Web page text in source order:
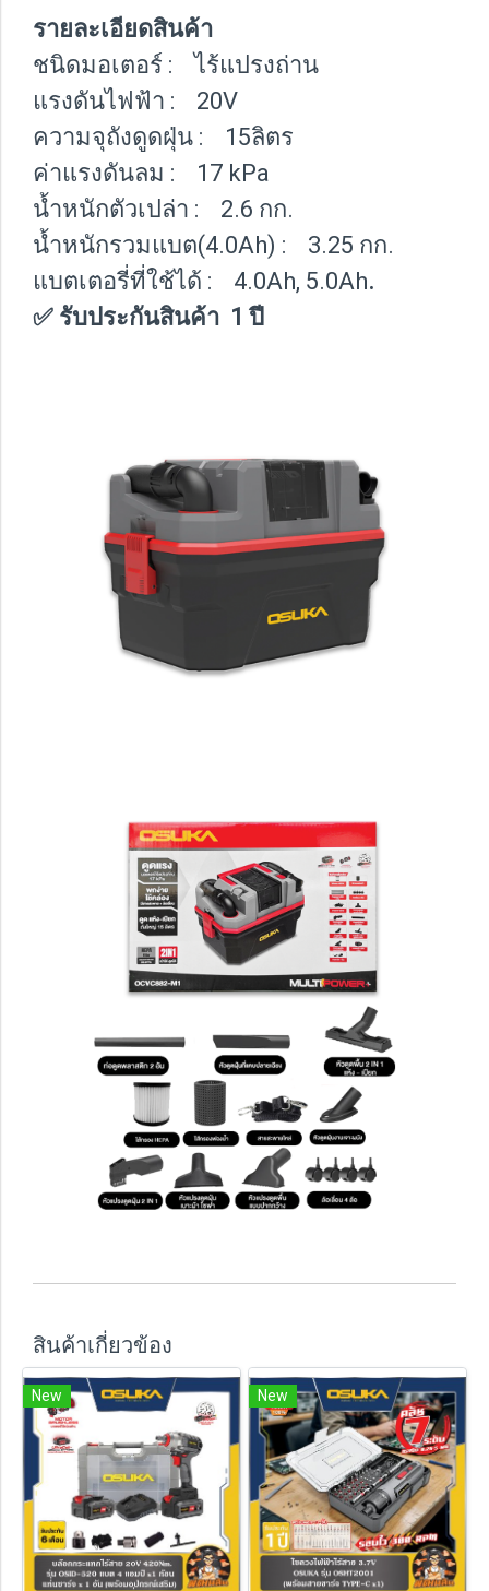
รายละเอียดสินค้า
ชนิดมอเตอร์ : ไร้แปรงถ่าน
แรงดันไฟฟ้า : 20V
ความจุถังดูดฝุ่น : 15ลิตร
ค่าแรงดันลม : 17 kPa
น้ำหนักตัวเปล่า : 2.6 กก.
น้ำหนักรวมแบต(4.0Ah) : 3.25 กก.
แบตเตอรี่ที่ใช้ได้ : 4.0Ah, 5.0Ah.
✅ รับประกันสินค้า 1 ปี
สินค้าเกี่ยวข้อง
New New